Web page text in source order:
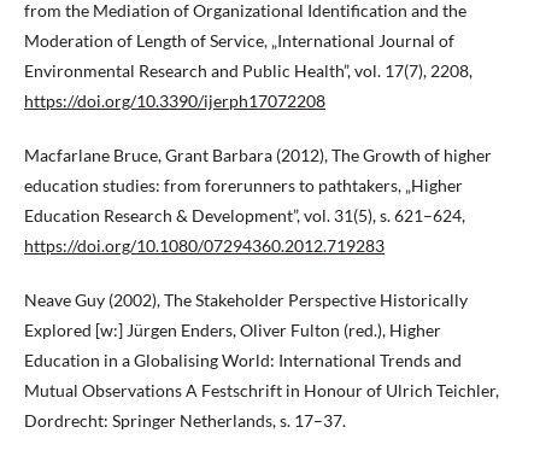
from the Mediation of Organizational Identification and the
Moderation of Length of Service, „International Journal of
Environmental Research and Public Health”, vol. 17(7), 2208,
https://doi.org/10.3390/ijerph17072208
Macfarlane Bruce, Grant Barbara (2012), The Growth of higher
education studies: from forerunners to pathtakers, „Higher
Education Research & Development”, vol. 31(5), s. 621–624,
https://doi.org/10.1080/07294360.2012.719283
Neave Guy (2002), The Stakeholder Perspective Historically
Explored [w:] Jürgen Enders, Oliver Fulton (red.), Higher
Education in a Globalising World: International Trends and
Mutual Observations A Festschrift in Honour of Ulrich Teichler,
Dordrecht: Springer Netherlands, s. 17–37.